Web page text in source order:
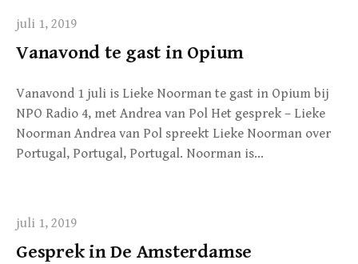
juli 1, 2019
Vanavond te gast in Opium
Vanavond 1 juli is Lieke Noorman te gast in Opium bij
NPO Radio 4, met Andrea van Pol Het gesprek – Lieke
Noorman Andrea van Pol spreekt Lieke Noorman over
Portugal, Portugal, Portugal. Noorman is…
juli 1, 2019
Gesprek in De Amsterdamse